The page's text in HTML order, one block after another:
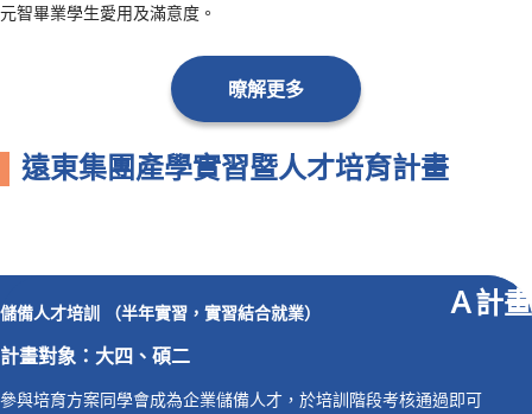
元智畢業學生愛用及滿意度。
暸解更多
遠東集團產學實習暨人才培育計畫
儲備人才培訓 （半年實習，實習結合就業）
計畫對象：大四、碩二
參與培育方案同學會成為企業儲備人才，於培訓階段考核通過即可
Ａ計畫